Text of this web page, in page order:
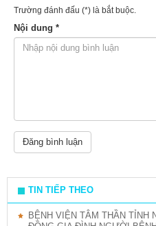
Trường đánh đấu (*) là bắt buộc.
Nội dung *
TIN TIẾP THEO
BỆNH VIỆN TÂM THẦN TỈNH